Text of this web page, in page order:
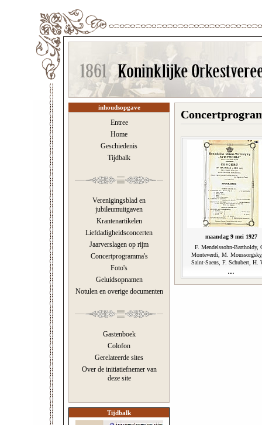
inhoudsopgave
Entree
Home
Geschiedenis
Tijdbalk
Verenigingsblad en
jubileumuitgaven
Krantenartikelen
Liefdadigheidsconcerten
Jaarverslagen op rijm
Concertprogramma's
Foto's
Geluidsopnamen
Notulen en overige documenten
Gastenboek
Colofon
Gerelateerde sites
Over de initiatiefnemer van
deze site
Tijdbalk
maandag 9 mei 1927
F. Mendelssohn-Bartholdy,
Monteverdi, M.
Saint-Saens, F. Schubert, H.